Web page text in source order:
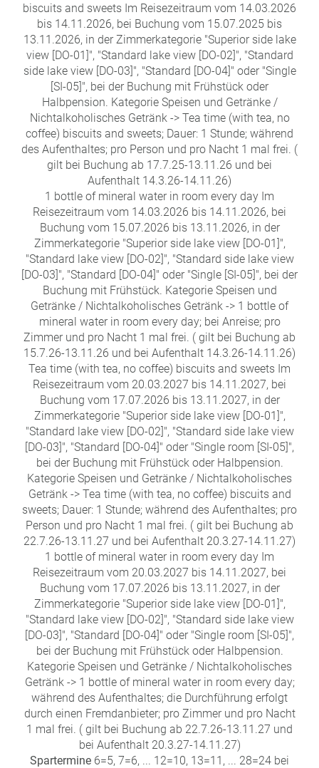
biscuits and sweets Im Reisezeitraum vom 14.03.2026
bis 14.11.2026, bei Buchung vom 15.07.2025 bis
13.11.2026, in der Zimmerkategorie "Superior side lake
view [DO-01]", "Standard lake view [DO-02]", "Standard
side lake view [DO-03]", "Standard [DO-04]" oder "Single
[SI-05]", bei der Buchung mit Frühstück oder
Halbpension. Kategorie Speisen und Getränke /
Nichtalkoholisches Getränk -> Tea time (with tea, no
coffee) biscuits and sweets; Dauer: 1 Stunde; während
des Aufenthaltes; pro Person und pro Nacht 1 mal frei. (
gilt bei Buchung ab 17.7.25-13.11.26 und bei
Aufenthalt 14.3.26-14.11.26)
1 bottle of mineral water in room every day Im
Reisezeitraum vom 14.03.2026 bis 14.11.2026, bei
Buchung vom 15.07.2026 bis 13.11.2026, in der
Zimmerkategorie "Superior side lake view [DO-01]",
"Standard lake view [DO-02]", "Standard side lake view
[DO-03]", "Standard [DO-04]" oder "Single [SI-05]", bei der
Buchung mit Frühstück. Kategorie Speisen und
Getränke / Nichtalkoholisches Getränk -> 1 bottle of
mineral water in room every day; bei Anreise; pro
Zimmer und pro Nacht 1 mal frei. ( gilt bei Buchung ab
15.7.26-13.11.26 und bei Aufenthalt 14.3.26-14.11.26)
Tea time (with tea, no coffee) biscuits and sweets Im
Reisezeitraum vom 20.03.2027 bis 14.11.2027, bei
Buchung vom 17.07.2026 bis 13.11.2027, in der
Zimmerkategorie "Superior side lake view [DO-01]",
"Standard lake view [DO-02]", "Standard side lake view
[DO-03]", "Standard [DO-04]" oder "Single room [SI-05]",
bei der Buchung mit Frühstück oder Halbpension.
Kategorie Speisen und Getränke / Nichtalkoholisches
Getränk -> Tea time (with tea, no coffee) biscuits and
sweets; Dauer: 1 Stunde; während des Aufenthaltes; pro
Person und pro Nacht 1 mal frei. ( gilt bei Buchung ab
22.7.26-13.11.27 und bei Aufenthalt 20.3.27-14.11.27)
1 bottle of mineral water in room every day Im
Reisezeitraum vom 20.03.2027 bis 14.11.2027, bei
Buchung vom 17.07.2026 bis 13.11.2027, in der
Zimmerkategorie "Superior side lake view [DO-01]",
"Standard lake view [DO-02]", "Standard side lake view
[DO-03]", "Standard [DO-04]" oder "Single room [SI-05]",
bei der Buchung mit Frühstück oder Halbpension.
Kategorie Speisen und Getränke / Nichtalkoholisches
Getränk -> 1 bottle of mineral water in room every day;
während des Aufenthaltes; die Durchführung erfolgt
durch einen Fremdanbieter; pro Zimmer und pro Nacht
1 mal frei. ( gilt bei Buchung ab 22.7.26-13.11.27 und
bei Aufenthalt 20.3.27-14.11.27)
Spartermine 6=5, 7=6, ... 12=10, 13=11, ... 28=24 bei